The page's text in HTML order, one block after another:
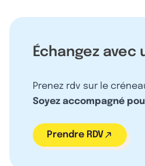
Échangez
Prenez rdv sur le
Soyez accompagné
Prendre RDV